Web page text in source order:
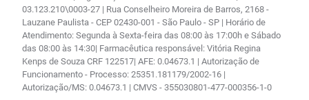
03.123.210\0003-27 | Rua Conselheiro Moreira de Barros, 2168 -
Lauzane Paulista - CEP 02430-001 - São Paulo - SP | Horário de
Atendimento: Segunda à Sexta-feira das 08:00 às 17:00h e Sábado
das 08:00 às 14:30| Farmacêutica responsável: Vitória Regina
Kenps de Souza CRF 122517| AFE: 0.04673.1 | Autorização de
Funcionamento - Processo: 25351.181179/2002-16 |
Autorização/MS: 0.04673.1 | CMVS - 355030801-477-000356-1-0